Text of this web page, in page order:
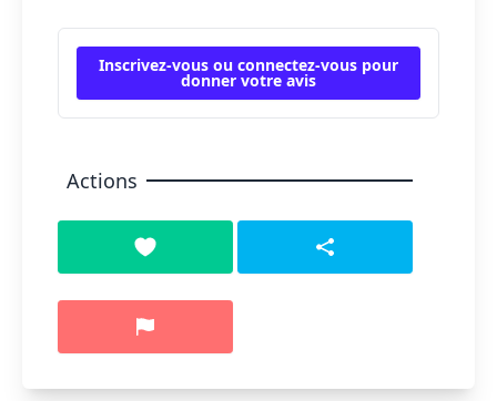
Inscrivez-vous ou connectez-vous pour
donner votre avis
Actions